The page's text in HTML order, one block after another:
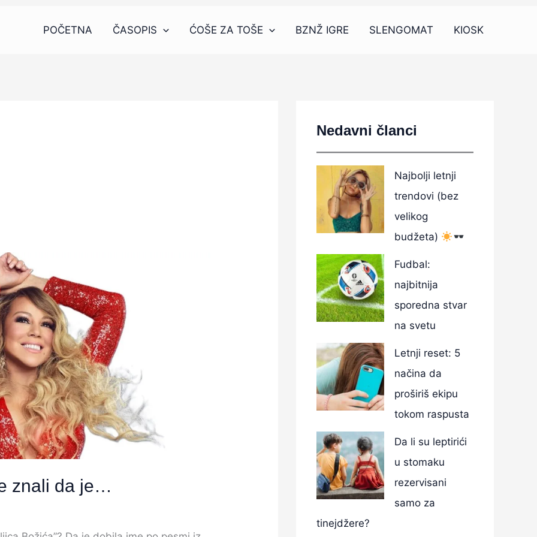
POČETNA ČASOPIS ĆOŠE ZA TOŠE BZNŽ IGRE SLENGOMAT KIOSK
znali da je…
Nedavni članci
Najbolji letnji
trendovi (bez
velikog
budžeta)
Fudbal:
najbitnija
sporedna stvar
na svetu
Letnji reset: 5
načina da
proširiš ekipu
tokom raspusta
Da li su leptirići
u stomaku
rezervisani
samo za
tinejdžere?